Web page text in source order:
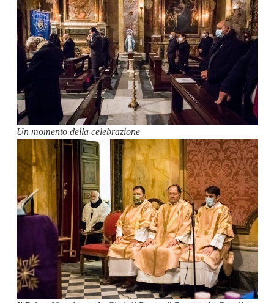
Un momento della celebrazione